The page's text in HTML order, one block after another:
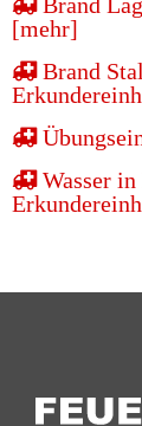
Brand
[mehr]
Brand
Wasser in